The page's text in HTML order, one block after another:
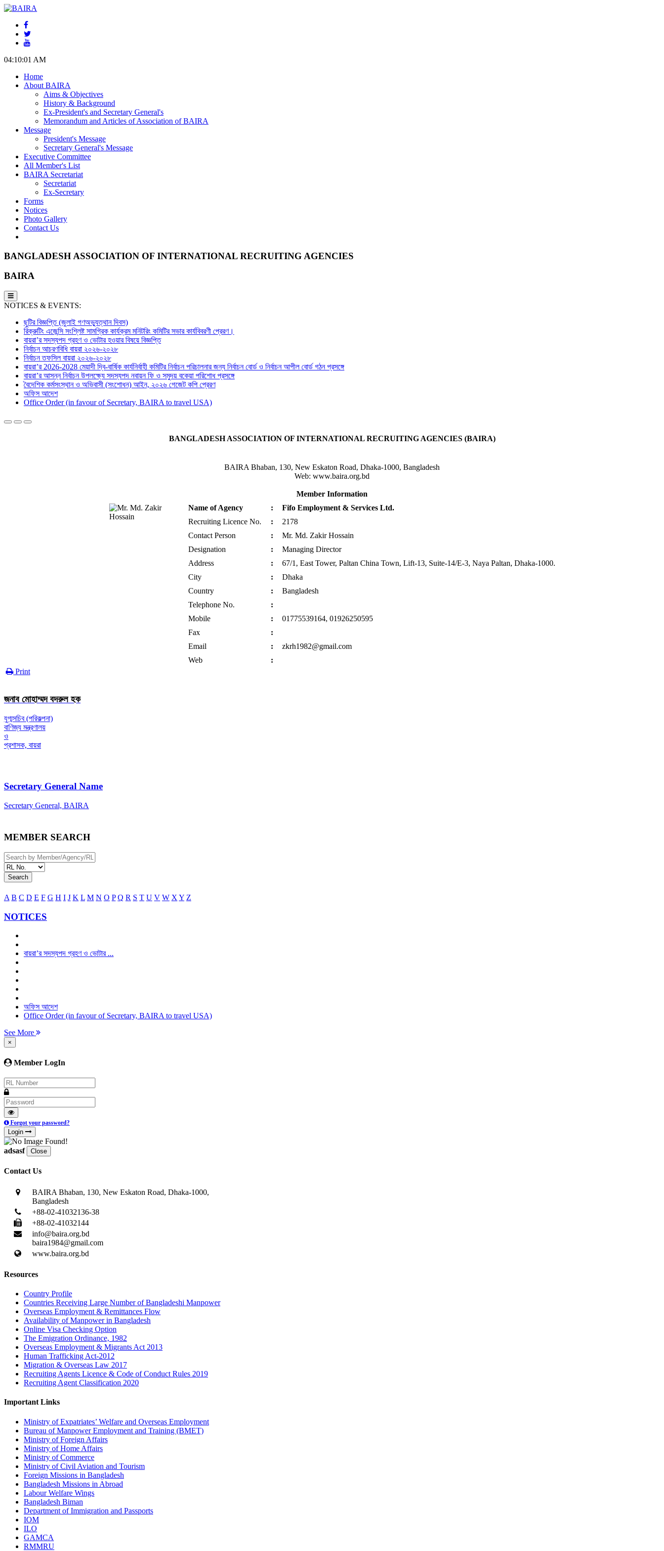
04:10:02 AM
Home
About BAIRA
Aims & Objectives
History & Background
Ex-President's and Secretary General's
Memorandum and Articles of Association of BAIRA
Message
President's Message
Secretary General's Message
Executive Committee
All Member's List
BAIRA Secretariat
Secretariat
Ex-Secretary
Forms
Notices
Photo Gallery
Contact Us
BANGLADESH ASSOCIATION OF INTERNATIONAL RECRUITING AGENCIES
BAIRA
NOTICES & EVENTS:
ছুটির বিজ্ঞপ্তি (জুলাই গণঅভ্যুত্থান দিবস)
রিক্রুটিং এজেন্সি সংশ্লিষ্ট সামগ্রিক কার্যক্রম মনিটরিং কমিটির সভার কার্যবিবরণী প্রেরণ।
বায়রা’র সদস্যপদ গ্রহণ ও ভোটার হওয়ার বিষয়ে বিজ্ঞপ্তি
নির্বাচন আচরণবিধি বায়রা ২০২৬-২০২৮
নির্বাচন তফসিল বায়রা ২০২৬-২০২৮
বায়রা’র 2026-2028 মেয়াদী দ্বি-বার্ষিক কার্যনির্বাহী কমিটির নির্বাচন পরিচালনার জন্য নির্বাচন বোর্ড ও নির্বাচন আপীল বোর্ড গঠন প্রসঙ্গে
বায়রা’র আসন্ন নির্বাচন উপলক্ষ্যে সদস্যপদ নবায়ন ফি ও সমুদয় বকেয়া পরিশোধ প্রসঙ্গে
বৈদেশিক কর্মসংস্থান ও অভিবাসী (সংশোধন) আইন, ২০২৬ গেজেট কপি প্রেরণ
অফিস আদেশ
Office Order (in favour of Secretary, BAIRA to travel USA)
BANGLADESH ASSOCIATION OF INTERNATIONAL RECRUITING AGENCIES (BAIRA)
BAIRA Bhaban, 130, New Eskaton Road, Dhaka-1000, Bangladesh
Web: www.baira.org.bd
Member Information
Name of Agency
:
Fifo Employment & Services Ltd.
Recruiting Licence No.
:
2178
Contact Person
:
Mr. Md. Zakir Hossain
Designation
:
Managing Director
Address
:
67/1, East Tower, Paltan China Town, Lift-13, Suite-14/E-3, Naya Paltan, Dhaka-1000.
City
:
Dhaka
Country
:
Bangladesh
Telephone No.
:
Mobile
:
01775539164, 01926250595
Fax
:
Email
:
zkrh1982@gmail.com
Web
:
Print
জনাব মোহাম্মদ বদরুল হক
যুগ্মসচিব (পরিকল্পনা)
বাণিজ্য মন্ত্রণালয়
ও
প্রশাসক, বায়রা
Secretary General Name
Secretary General, BAIRA
MEMBER SEARCH
Search
A B C D E F G H I J K L M N O P Q R S T U V W X Y Z
NOTICES
বায়রা’র সদস্যপদ গ্রহণ ও ভোটার ...
অফিস আদেশ
Office Order (in favour of Secretary, BAIRA to travel USA)
See More
×
Member LogIn
Forgot your password?
Login
adsasf Close
Contact Us
BAIRA Bhaban, 130, New Eskaton Road, Dhaka-1000,
Bangladesh
+88-02-41032136-38
+88-02-41032144
info@baira.org.bd
baira1984@gmail.com
www.baira.org.bd
Resources
Country Profile
Countries Receiving Large Number of Bangladeshi Manpower
Overseas Employment & Remittances Flow
Availability of Manpower in Bangladesh
Online Visa Checking Option
The Emigration Ordinance, 1982
Overseas Employment & Migrants Act 2013
Human Trafficking Act-2012
Migration & Overseas Law 2017
Recruiting Agents Licence & Code of Conduct Rules 2019
Recruiting Agent Classification 2020
Important Links
Ministry of Expatriates’ Welfare and Overseas Employment
Bureau of Manpower Employment and Training (BMET)
Ministry of Foreign Affairs
Ministry of Home Affairs
Ministry of Commerce
Ministry of Civil Aviation and Tourism
Foreign Missions in Bangladesh
Bangladesh Missions in Abroad
Labour Welfare Wings
Bangladesh Biman
Department of Immigration and Passports
IOM
ILO
GAMCA
RMMRU